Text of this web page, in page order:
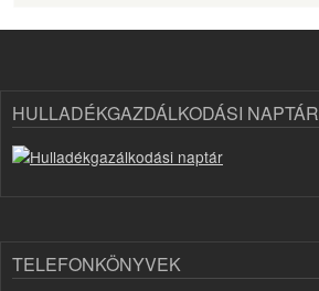
HULLADÉKGAZDÁLKODÁSI NAPTÁR
TELEFONKÖNYVEK